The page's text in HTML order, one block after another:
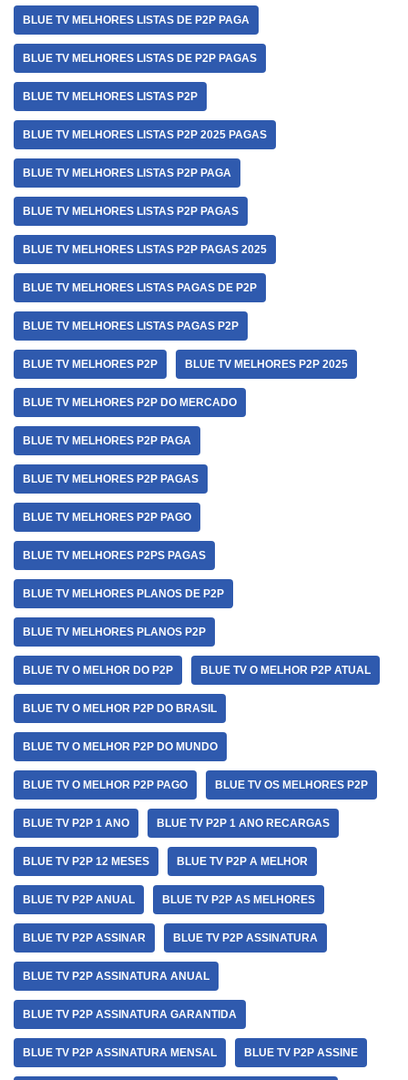
BLUE TV MELHORES LISTAS DE P2P PAGA
BLUE TV MELHORES LISTAS DE P2P PAGAS
BLUE TV MELHORES LISTAS P2P
BLUE TV MELHORES LISTAS P2P 2025 PAGAS
BLUE TV MELHORES LISTAS P2P PAGA
BLUE TV MELHORES LISTAS P2P PAGAS
BLUE TV MELHORES LISTAS P2P PAGAS 2025
BLUE TV MELHORES LISTAS PAGAS DE P2P
BLUE TV MELHORES LISTAS PAGAS P2P
BLUE TV MELHORES P2P BLUE TV MELHORES P2P 2025
BLUE TV MELHORES P2P DO MERCADO
BLUE TV MELHORES P2P PAGA
BLUE TV MELHORES P2P PAGAS
BLUE TV MELHORES P2P PAGO
BLUE TV MELHORES P2PS PAGAS
BLUE TV MELHORES PLANOS DE P2P
BLUE TV MELHORES PLANOS P2P
BLUE TV O MELHOR DO P2P BLUE TV O MELHOR P2P ATUAL
BLUE TV O MELHOR P2P DO BRASIL
BLUE TV O MELHOR P2P DO MUNDO
BLUE TV O MELHOR P2P PAGO BLUE TV OS MELHORES P2P
BLUE TV P2P 1 ANO BLUE TV P2P 1 ANO RECARGAS
BLUE TV P2P 12 MESES BLUE TV P2P A MELHOR
BLUE TV P2P ANUAL BLUE TV P2P AS MELHORES
BLUE TV P2P ASSINAR BLUE TV P2P ASSINATURA
BLUE TV P2P ASSINATURA ANUAL
BLUE TV P2P ASSINATURA GARANTIDA
BLUE TV P2P ASSINATURA MENSAL BLUE TV P2P ASSINE